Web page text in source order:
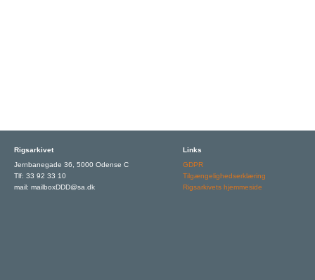
Rigsarkivet
Jernbanegade 36, 5000 Odense C
Tlf: 33 92 33 10
mail: mailboxDDD@sa.dk
Links
GDPR
Tilgængelighedserklæring
Rigsarkivets hjemmeside